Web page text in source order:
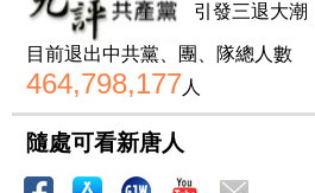
引發三退大潮
目前退出中共黨、團、隊總人數
464,798,177人
隨處可看新唐人